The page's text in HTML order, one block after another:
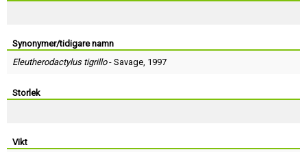
Synonymer/tidigare namn
Eleutherodactylus tigrillo- Savage, 1997
Storlek
Vikt